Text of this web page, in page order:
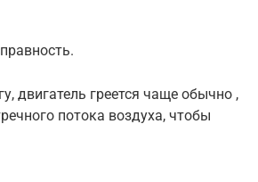
двигатель греется чаще обычно ,
потока воздуха, чтобы